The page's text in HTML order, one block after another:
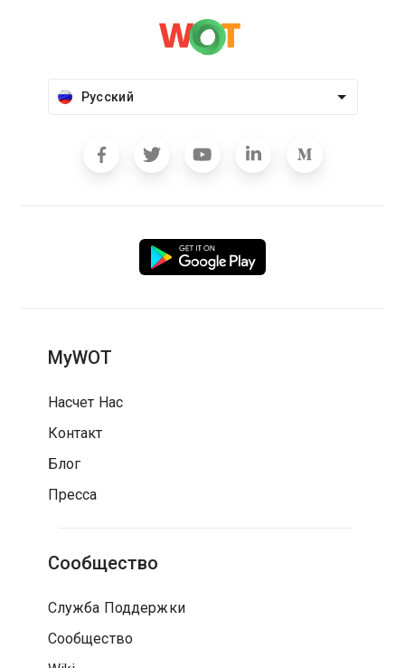
Русский
MyWOT
Насчет Нас
Контакт
Блог
Пресса
Сообщество
Служба Поддержки
Сообщество